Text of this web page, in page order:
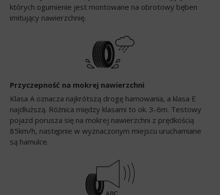
których ogumienie jest montowane na obrotowy bęben
imitujący nawierzchnię.
Przyczepność na mokrej nawierzchni
Klasa A oznacza najkrótszą drogę hamowania, a klasa E
najdłuższą. Różnica między klasami to ok. 3-6m. Testowy
pojazd porusza się na mokrej nawierzchni z prędkością
85km/h, następnie w wyznaczonym miejscu uruchamiane
są hamulce.